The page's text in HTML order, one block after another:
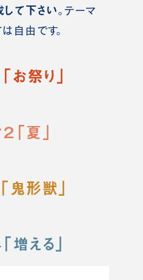
して下さい。テーマ
自由です。
お祭り 」
「夏」
鬼形獣」
増える」